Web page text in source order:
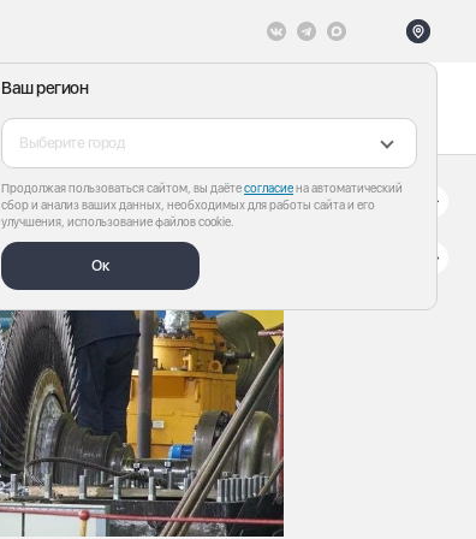
Ваш регион
Выберите город
Продолжая пользоваться сайтом, вы даётесогласиена автоматический
сбор и анализ ваших данных, необходимых для работы сайта и его
улучшения, использование файлов cookie.
Ок